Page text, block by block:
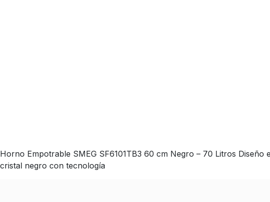
Horno Empotrable SMEG SF6101TB3 60 cm Negro – 70 Litros
cristal negro con tecnología